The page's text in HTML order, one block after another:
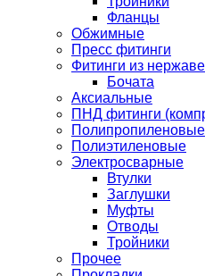
Фланцы
Обжимные
Пресс фитинги
Фитинги из
Бочата
Аксиальные
ПНД фитинги
Полипропиленовые
Полиэтиленовые
Электросварные
Втулки
Заглушки
Муфты
Отводы
Тройники
Прочее